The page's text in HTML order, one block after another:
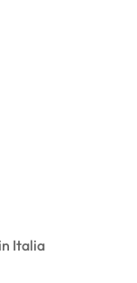
Italia